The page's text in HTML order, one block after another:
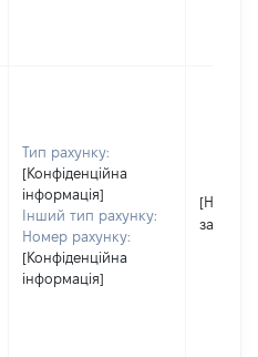
Тип рахунку:
[Конфіденційна
інформація]
Інший тип рахунку:
Номер рахунку:
[Конфіденційна
інформація]
[Не